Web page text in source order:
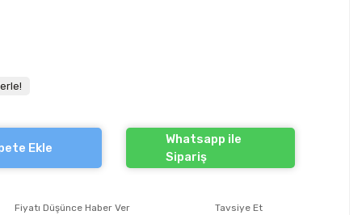
Ekle
Whatsapp ile
Sipariş
Fiyatı Düşünce Haber Ver Tavsiye Et